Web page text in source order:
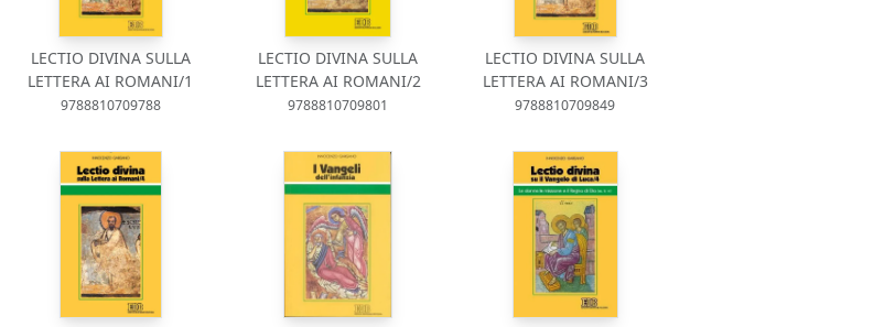
LECTIO DIVINA SULLA
LETTERA AI ROMANI/1
9788810709788
LECTIO DIVINA SULLA
LETTERA AI ROMANI/2
9788810709801
LECTIO DIVINA SULLA
LETTERA AI ROMANI/3
9788810709849